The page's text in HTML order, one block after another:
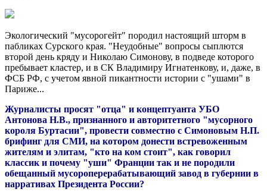
Экологический "мусорогейт" породил настоящий шторм в
пабликах Сурского края. "Неудобные" вопросы сыплются
второй день кряду и Николаю Симонову, в подведе которого
пребывает кластер, и в СК Владимиру Игнатенкову, и, даже, в
ФСБ РФ, с учетом явной пикантности истории с "ушами" в
Париже...
Журналисты просят "отца" и концептуанта УБО
Антонова Н.В., признанного и авторитетного "мусорного
короля Буртасии", провести совместно с Симоновым Н.П.
брифинг для СМИ, на котором донести встревоженным
жителям и элитам, "кто на ком стоит", как говорил
классик и почему "уши" Франции так и не породили
обещанный мусороперерабатывающий завод в губернии в
нарративах Президента России?